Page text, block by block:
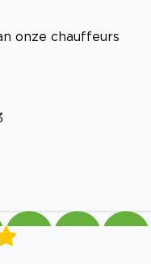
onze chauffeurs